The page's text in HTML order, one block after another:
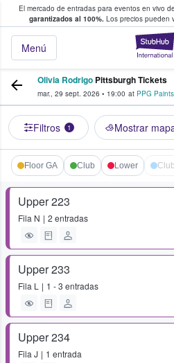
El mercado de entradas para eventos en vivo
garantizados al 100%. Los precios pueden
Menú
y venta de entradas
Olivia Rodrigo Pittsburgh Tickets
mar., 29 sept. 2026 • 19:00 at PPG
Filtros 1 Mostrar
Floor GA Club Lower
Upper 223
Fila N 2 entradas
Upper 233
Fila L 1 - 3 entradas
Upper 234
Fila J 1 entrada